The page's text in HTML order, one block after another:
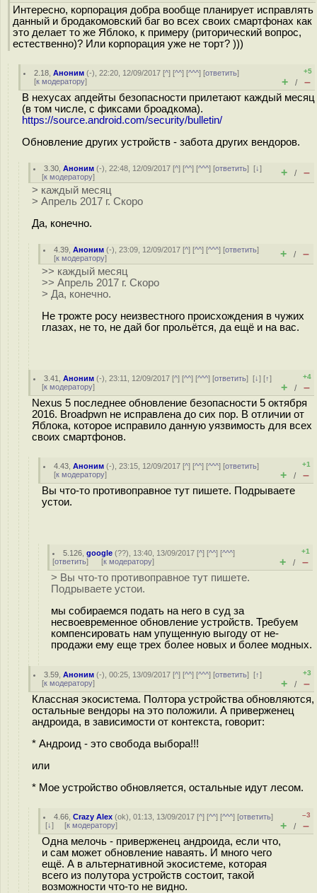
Интересно, корпорация добра вообще планирует исправлять
данный и бродакомовский баг во всех своих смартфонах как
это делает то же Яблоко, к примеру (риторический вопрос,
естественно)? Или корпорация уже не торт? )))
2.18 ,Аноним (-), 22:20, 12/09/2017 [^] [^^] [^^^] [ответить]
[к модератору]
+5
+ / –
В нехусах апдейты безопасности прилетают каждый месяц
(в том числе, с фиксами броадкома).
https://source.android.com/security/bulletin/
Обновление других устройств - забота других вендоров.
3.30 ,Аноним (-), 22:48, 12/09/2017 [^] [^^] [^^^] [ответить][↓]
[к модератору] + / –
> каждый месяц
> Апрель 2017 г. Скоро
Да, конечно.
4.39 ,Аноним (-), 23:09, 12/09/2017 [^] [^^] [^^^] [ответить]
[к модератору] + / –
>> каждый месяц
>> Апрель 2017 г. Скоро
> Да, конечно.
Не трожте росу неизвестного происхождения в чужих
глазах, не то, не дай бог прольётся, да ещё и на вас.
3.41 ,Аноним (-), 23:11, 12/09/2017 [^] [^^] [^^^] [ответить][↓] [↑]
[к модератору]
+4
+ / –
Nexus 5 последнее обновление безопасности 5 октября
2016. Broadpwn не исправлена до сих пор. В отличии от
Яблока, которое исправило данную уязвимость для всех
своих смартфонов.
4.43 ,Аноним (-), 23:15, 12/09/2017 [^] [^^] [^^^] [ответить]
[к модератору]
+1
+ / –
Вы что-то противоправное тут пишете. Подрываете
устои.
5.126 ,google (??), 13:40, 13/09/2017 [^] [^^] [^^^]
[ответить] [к модератору]
+1
+ / –
> Вы что-то противоправное тут пишете.
Подрываете устои.
мы собираемся подать на него в суд за
несвоевременное обновление устройств. Требуем
компенсировать нам упущенную выгоду от не-
продажи ему еще трех более новых и более модных.
3.59 ,Аноним (-), 00:25, 13/09/2017 [^] [^^] [^^^] [ответить][↑]
[к модератору]
+3
+ / –
Классная экосистема. Полтора устройства обновляются,
остальные вендоры на это положили. А приверженец
андроида, в зависимости от контекста, говорит:
* Андроид - это свобода выбора!!!
или
* Мое устройство обновляется, остальные идут лесом.
4.66 ,Crazy Alex (ok), 01:13, 13/09/2017 [^] [^^] [^^^] [ответить]
[↓] [к модератору]
–3
+ / –
Одна мелочь - приверженец андроида, если что,
и сам может обновление наваять. И много чего
ещё. А в альтернативной экосистеме, которая
всего из полутора устройств состоит, такой
возможности что-то не видно.